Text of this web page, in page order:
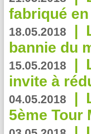
fabriqué
18.05.2018 |
bannie du
15.05.2018 |
invite à
04.05.2018 |
5ème Tour